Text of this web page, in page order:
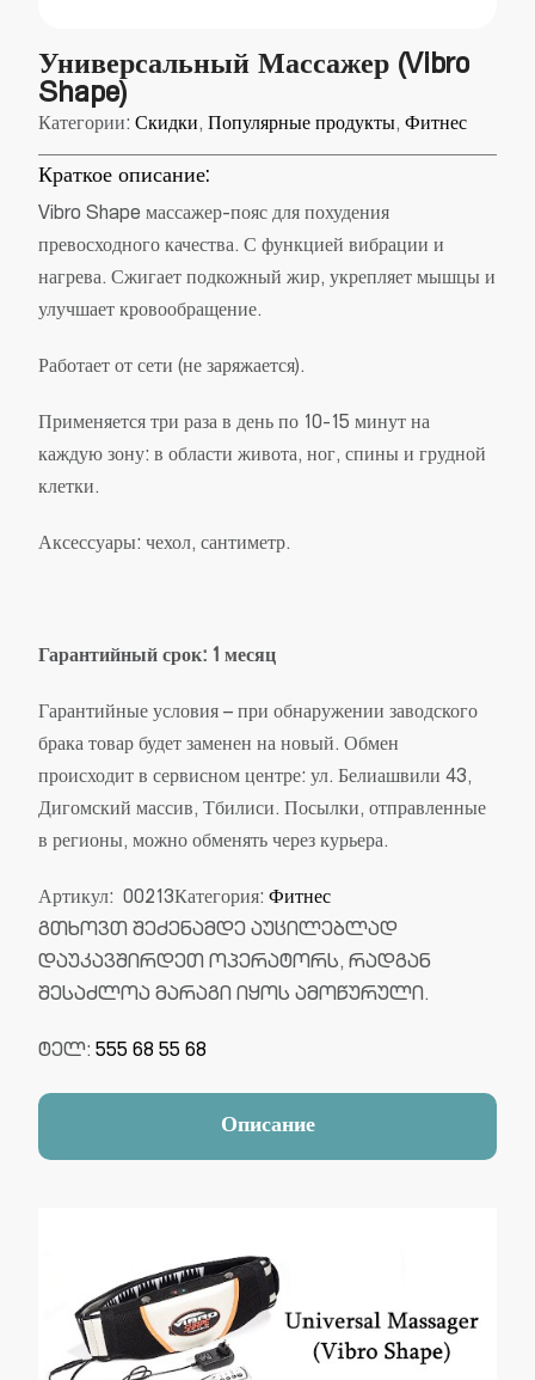
Универсальный Массажер (Vibro
Shape)
Категории: Скидки,Популярные продукты,Фитнес
Краткое описание:
Vibro Shape массажер-пояс для похудения
превосходного качества. С функцией вибрации и
нагрева. Сжигает подкожный жир, укрепляет мышцы и
улучшает кровообращение.
Работает от сети (не заряжается).
Применяется три раза в день по 10-15 минут на
каждую зону: в области живота, ног, спины и грудной
клетки.
Аксессуары: чехол, сантиметр.
Гарантийный срок: 1 месяц
Гарантийные условия – при обнаружении заводского
брака товар будет заменен на новый. Обмен
происходит в сервисном центре: ул. Белиашвили 43,
Дигомский массив, Тбилиси. Посылки, отправленные
в регионы, можно обменять через курьера.
Артикул: 00213Категория:Фитнес
გთხოვთ შეძენამდე აუცილებლად
დაუკავშირდეთ ოპერატორს, რადგან
შესაძლოა მარაგი იყოს ამოწურული.
ტელ:555 68 55 68
Описание